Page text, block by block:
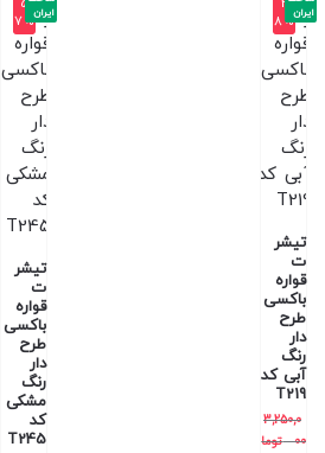
8%
تیشر
ت
قواره
باکسی
طرح
دار
رنگ
آبی کد
T219
3,250,0
00
توما
ایران
7%
تیشر
ت
قواره
باکسی
طرح
دار
رنگ
مشکی
کد
T245
ایران